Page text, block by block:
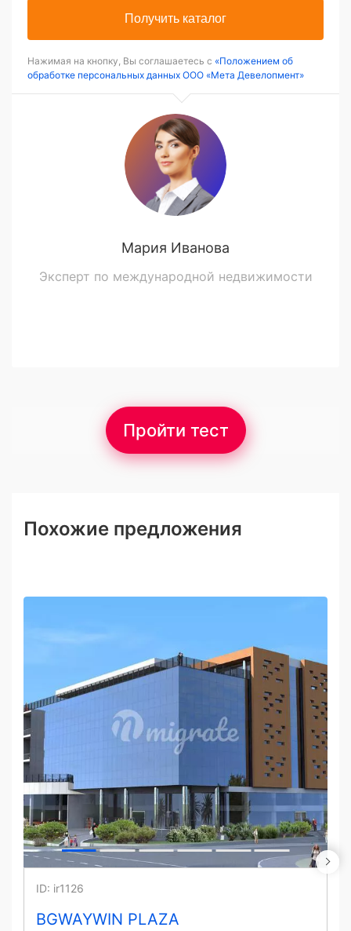
Получить каталог
Нажимая на кнопку, Вы соглашаетесь с «Положением об
обработке персональных данных ООО «Мета Девелопмент»
Мария Иванова
Эксперт по международной недвижимости
Пройти тест
Похожие предложения
BGWAYWIN PLAZA
ID: ir1126